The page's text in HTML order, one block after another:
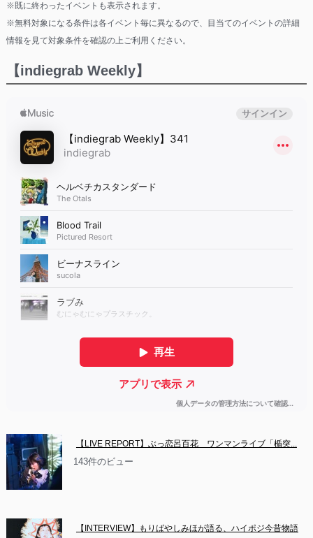
※既に終わったイベントも表示されます。
※無料対象になる条件は各イベント毎に異なるので、目当てのイベントの詳細
情報を見て対象条件を確認の上ご利用ください。
【indiegrab Weekly】
【LIVE REPORT】ぶっ恋呂百花　ワンマンライブ「楯突...
143件のビュー
【INTERVIEW】もりばやしみほが語る、ハイポジ今昔物語